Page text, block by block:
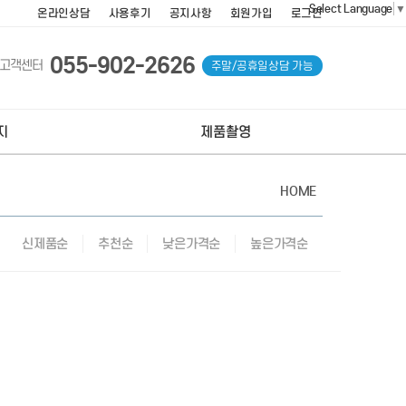
Select Language ▼
온라인상담 사용후기 공지사항 회원가입 로그인
고객센터 055-902-2626 주말/공휴일상담 가능
제품촬영
HOME
신제품순 추천순 낮은가격순 높은가격순